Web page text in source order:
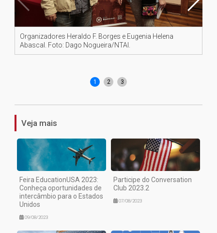
Organizadores Heraldo F. Borges e Eugenia Helena
Abascal. Foto: Dago Nogueira/NTAI.
1 2 3
Veja mais
Feira EducationUSA 2023:
Conheça oportunidades de
intercâmbio para o Estados
Unidos
09/08/2023
Participe do Conversation
Club 2023.2
07/08/2023